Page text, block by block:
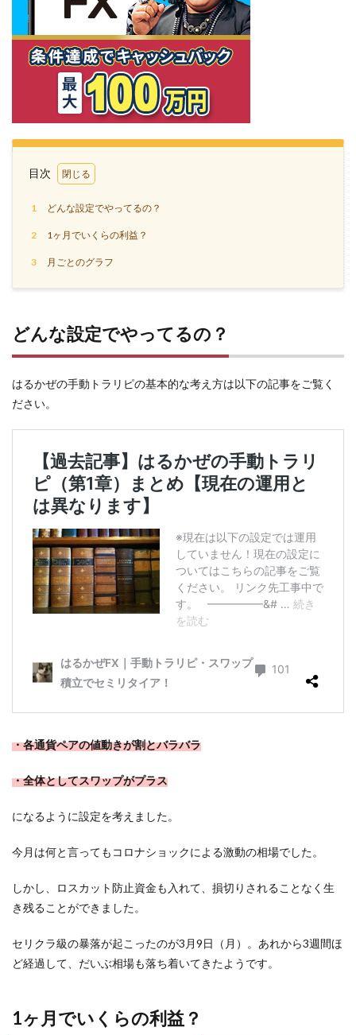
目次
1 どんな設定でやってるの？
2 1ヶ月でいくらの利益？
3 月ごとのグラフ
どんな設定でやってるの？
はるかぜの手動トラリピの基本的な考え方は以下の記事をご覧く
ださい。
・各通貨ペアの値動きが割とバラバラ
・全体としてスワップがプラス
になるように設定を考えました。
今月は何と言ってもコロナショックによる激動の相場でした。
しかし、ロスカット防止資金も入れて、損切りされることなく生
き残ることができました。
セリクラ級の暴落が起こったのが3月9日（月）。あれから3週間ほ
ど経過して、だいぶ相場も落ち着いてきたようです。
1ヶ月でいくらの利益？